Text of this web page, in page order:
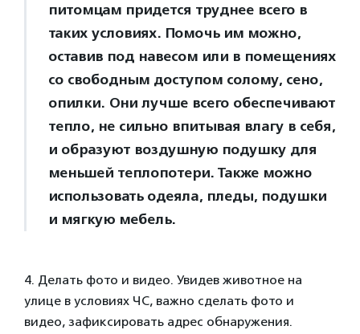
питомцам придется труднее всего в
таких условиях. Помочь им можно,
оставив под навесом или в помещениях
со свободным доступом солому, сено,
опилки. Они лучше всего обеспечивают
тепло, не сильно впитывая влагу в себя,
и образуют воздушную подушку для
меньшей теплопотери. Также можно
использовать одеяла, пледы, подушки
и мягкую мебель.
4. Делать фото и видео. Увидев животное на
улице в условиях ЧС, важно сделать фото и
видео, зафиксировать адрес обнаружения.